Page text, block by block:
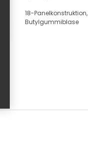
18-
Butylgummiblase